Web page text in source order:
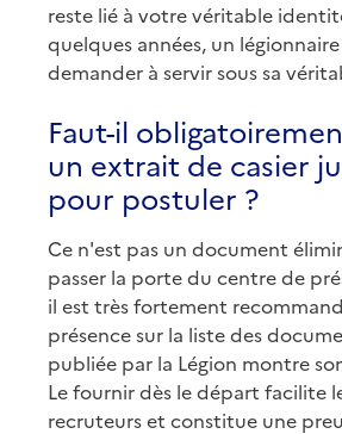
reste lié à votre véritable
quelques années, un
demander à servir sous sa
Faut-il
un extrait de casier
pour postuler ?
Ce n'est pas un document
passer la porte du centre de
il est très fortement
présence sur la liste des
publiée par la Légion montre
Le fournir dès le départ facilite
recruteurs et constitue une